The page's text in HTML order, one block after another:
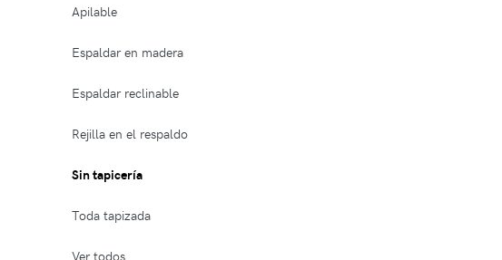
Apilable
Espaldar en madera
Espaldar reclinable
Rejilla en el respaldo
Sin tapicería
Toda tapizada
Ver todos